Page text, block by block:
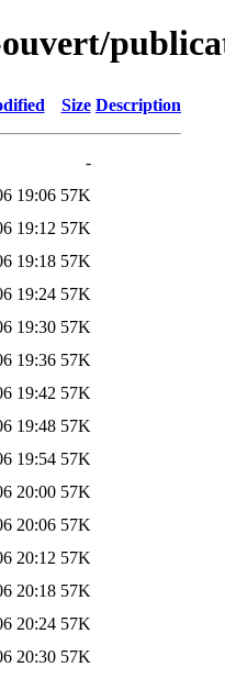
Size Description
-
19:06 57K
19:12 57K
19:18 57K
19:24 57K
19:30 57K
19:36 57K
19:42 57K
19:48 57K
19:54 57K
20:00 57K
20:06 57K
20:12 57K
20:18 57K
20:24 57K
20:30 57K